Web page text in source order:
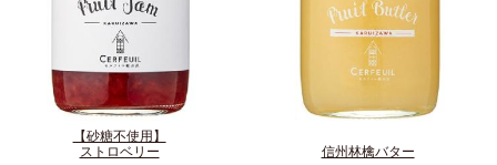
【砂糖不使用】
ストロベリー
信州林檎バター